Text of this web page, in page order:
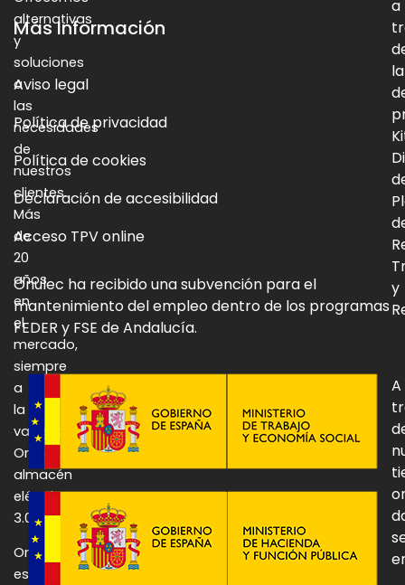
alternativas
y
soluciones
a
las
necesidades
de
nuestros
clientes.
Más
de
20
años
en
el
mercado,
siempre
a
la
vanguardia:
Onulec,
almacén
eléctrico
3.0.
Onulec
es
Más Información
Aviso legal
Política de privacidad
Política de cookies
Declaración de accesibilidad
Acceso TPV online
Onulec ha recibido una subvención para el
mantenimiento del empleo dentro de los programas
FEDER y FSE de Andalucía.
a
la
y
A